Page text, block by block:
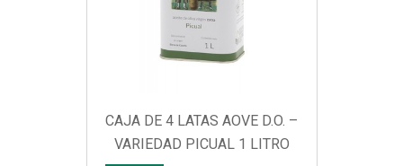
CAJA DE 4 LATAS AOVE D.O. –
VARIEDAD PICUAL 1 LITRO